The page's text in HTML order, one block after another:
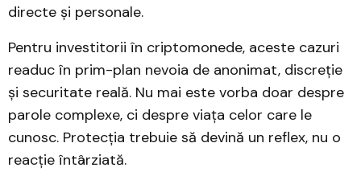
directe și personale.
Pentru investitorii în criptomonede, aceste cazuri
readuc în prim-plan nevoia de anonimat, discreție
și securitate reală. Nu mai este vorba doar despre
parole complexe, ci despre viața celor care le
cunosc. Protecția trebuie să devină un reflex, nu o
reacție întârziată.